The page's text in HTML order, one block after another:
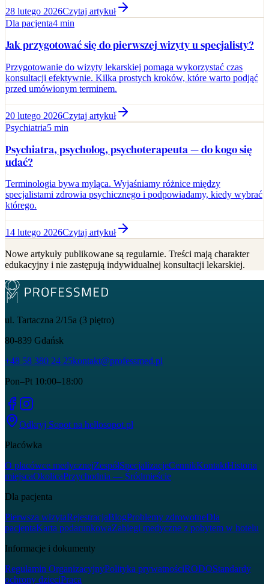
28 lutego 2026Czytaj artykuł
Dla pacjenta4 min
Jak przygotować się do pierwszej wizyty u specjalisty?
Przygotowanie do wizyty lekarskiej pomaga wykorzystać czas
konsultacji efektywnie. Kilka prostych kroków, które warto podjąć
przed umówionym terminem.
20 lutego 2026Czytaj artykuł
Psychiatria5 min
Psychiatra, psycholog, psychoterapeuta — do kogo się
udać?
Terminologia bywa myląca. Wyjaśniamy różnice między
specjalistami zdrowia psychicznego i podpowiadamy, kiedy wybrać
którego.
14 lutego 2026Czytaj artykuł
Nowe artykuły publikowane są regularnie. Treści mają charakter
edukacyjny i nie zastępują indywidualnej konsultacji lekarskiej.
ul. Tartaczna 2/15a (3 piętro)
80-839 Gdańsk
+48 58 380 24 25kontakt@professmed.pl
Pon–Pt 10:00–18:00
Odkryj Sopot na hellosopot.pl
Placówka
O placówce medycznejZespółSpecjalizacjeCennikKontaktHistoria
miejscaOkolicaPrzychodnia — Śródmieście
Dla pacjenta
Pierwsza wizytaRejestracjaBlogProblemy zdrowotneDla
pacjentaKarta podarunkowaZabiegi medyczne z pobytem w hotelu
Informacje i dokumenty
Regulamin OrganizacyjnyPolityka prywatnościRODOStandardy
ochrony dzieciPraca